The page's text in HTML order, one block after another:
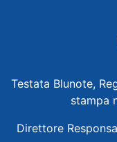
Testata Blunote,
stampa
Direttore